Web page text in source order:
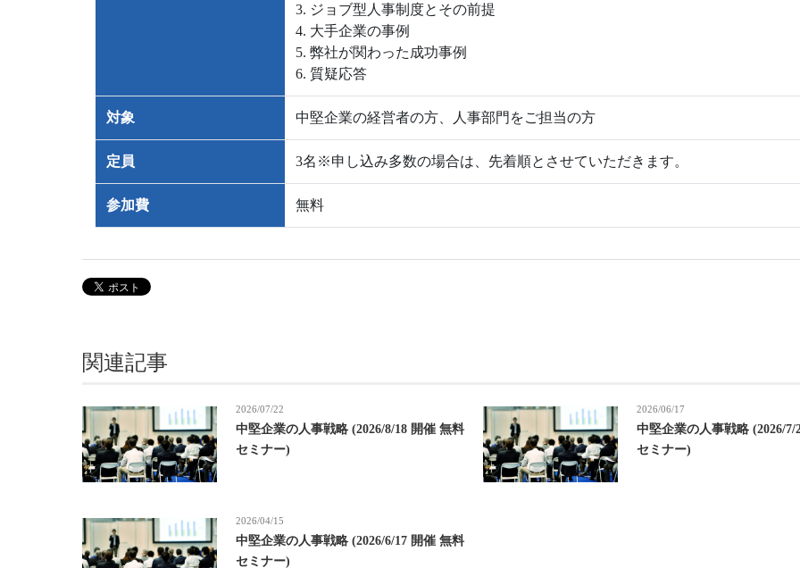
3. ジョブ型人事制度とその前提
4. 大手企業の事例
5. 弊社が関わった成功事例
6. 質疑応答
対象 中堅企業の経営者の方、人事部門をご担当の方
定員 3名※申し込み多数の場合は、先着順とさせていただきます。
参加費 無料
関連記事
2026/07/22
中堅企業の人事戦略 (2026/8/18 開催 無料
セミナー)
2026/06/17
中堅企業の人事戦略 (2026/7/
セミナー)
2026/04/15
中堅企業の人事戦略 (2026/6/17 開催 無料
セミナー)